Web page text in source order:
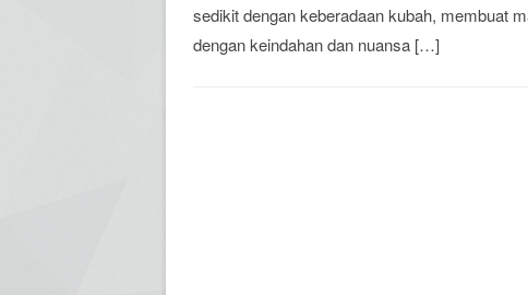
sedikit dengan keberadaan kubah, membuat
dengan keindahan dan nuansa […]